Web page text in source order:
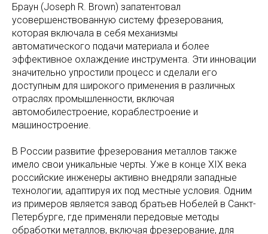
Браун (Joseph R. Brown) запатентовал
усовершенствованную систему фрезерования,
которая включала в себя механизмы
автоматического подачи материала и более
эффективное охлаждение инструмента. Эти инновации
значительно упростили процесс и сделали его
доступным для широкого применения в различных
отраслях промышленности, включая
автомобилестроение, кораблестроение и
машиностроение.
В России развитие фрезерования металлов также
имело свои уникальные черты. Уже в конце XIX века
российские инженеры активно внедряли западные
технологии, адаптируя их под местные условия. Одним
из примеров является завод братьев Нобелей в Санкт-
Петербурге, где применяли передовые методы
обработки металлов, включая фрезерование, для